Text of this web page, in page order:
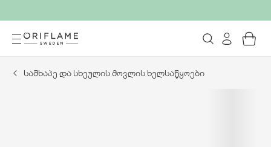
საშხაპე და სხეულის მოვლის ხელსაწყოები